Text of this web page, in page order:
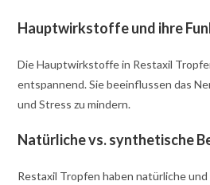
Hauptwirkstoffe und ihre
Die Hauptwirkstoffe in Restaxil
entspannend. Sie beeinflussen das
und Stress zu mindern.
Natürliche vs. synthetische
Restaxil Tropfen haben natürliche